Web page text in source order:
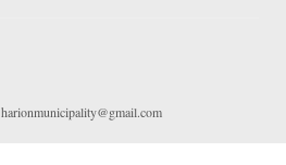
harionmunicipality@gmail.com